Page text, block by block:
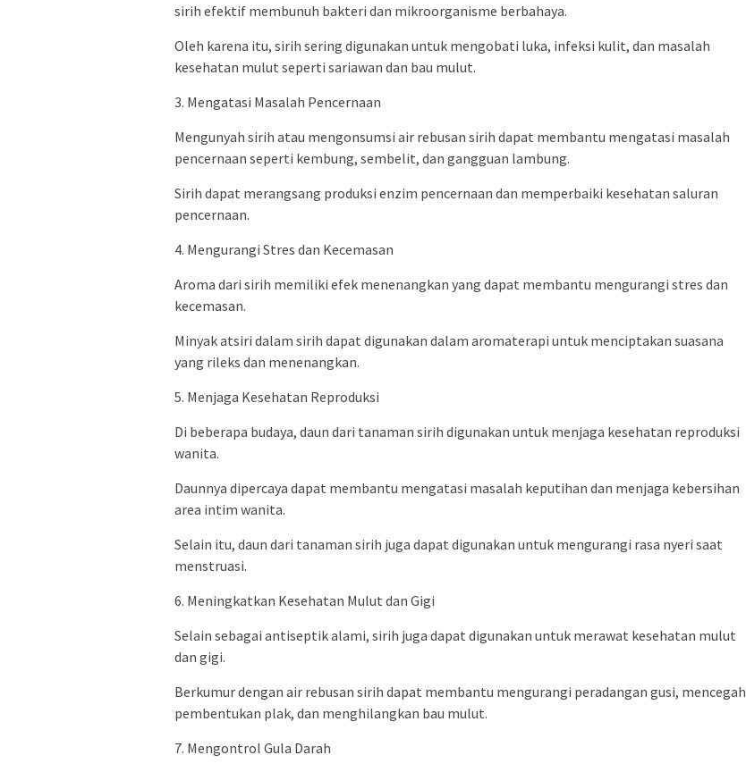
sirih efektif membunuh bakteri dan mikroorganisme berbahaya.
Oleh karena itu, sirih sering digunakan untuk mengobati luka, infeksi kulit, dan masalah
kesehatan mulut seperti sariawan dan bau mulut.
3. Mengatasi Masalah Pencernaan
Mengunyah sirih atau mengonsumsi air rebusan sirih dapat membantu mengatasi masalah
pencernaan seperti kembung, sembelit, dan gangguan lambung.
Sirih dapat merangsang produksi enzim pencernaan dan memperbaiki kesehatan saluran
pencernaan.
4. Mengurangi Stres dan Kecemasan
Aroma dari sirih memiliki efek menenangkan yang dapat membantu mengurangi stres dan
kecemasan.
Minyak atsiri dalam sirih dapat digunakan dalam aromaterapi untuk menciptakan suasana
yang rileks dan menenangkan.
5. Menjaga Kesehatan Reproduksi
Di beberapa budaya, daun dari tanaman sirih digunakan untuk menjaga kesehatan reproduksi
wanita.
Daunnya dipercaya dapat membantu mengatasi masalah keputihan dan menjaga kebersihan
area intim wanita.
Selain itu, daun dari tanaman sirih juga dapat digunakan untuk mengurangi rasa nyeri saat
menstruasi.
6. Meningkatkan Kesehatan Mulut dan Gigi
Selain sebagai antiseptik alami, sirih juga dapat digunakan untuk merawat kesehatan mulut
dan gigi.
Berkumur dengan air rebusan sirih dapat membantu mengurangi peradangan gusi, mencegah
pembentukan plak, dan menghilangkan bau mulut.
7. Mengontrol Gula Darah